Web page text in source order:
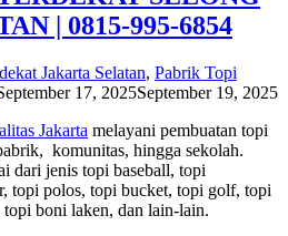
| 0815-995-6854
Jakarta Selatan, Pabrik Topi
17, 2025September 19, 2025
Jakarta melayani pembuatan topi
komunitas, hingga sekolah.
dari jenis topi baseball, topi
topi polos, topi bucket, topi golf, topi
boni laken, dan lain-lain.